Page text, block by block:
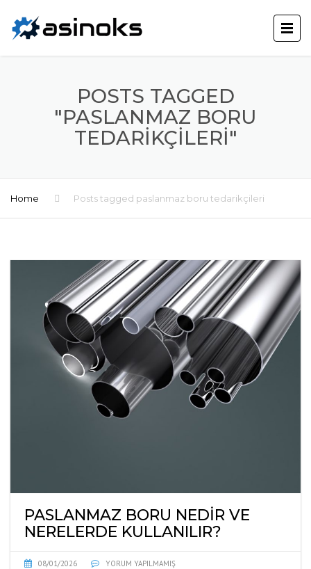
POSTS TAGGED
"PASLANMAZ BORU
TEDARIKÇILERI"
Home Posts tagged paslanmaz boru tedarikçileri
PASLANMAZ BORU NEDIR VE
NERELERDE KULLANILIR?
08/01/2026 YORUM YAPILMAMIŞ